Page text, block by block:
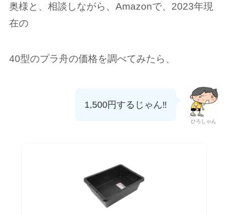
奥様と、相談しながら、Amazonで、2023年現
在の
40型のプラ舟の価格を調べてみたら、
ひろしゃん
1,500円するじゃん‼️